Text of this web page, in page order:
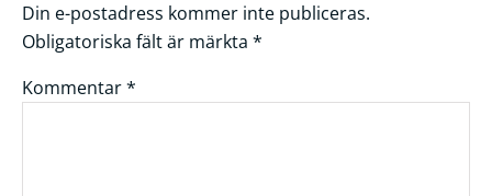
Din e-postadress kommer inte publiceras.
Obligatoriska fält är märkta *
Kommentar*